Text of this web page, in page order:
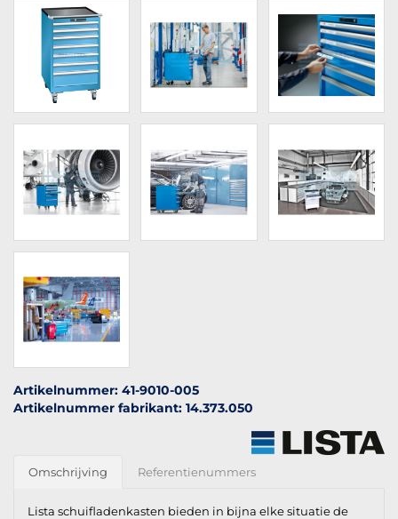
Artikelnummer: 41-9010-005
Artikelnummer fabrikant: 14.373.050
Omschrijving Referentienummers
Lista schuifladenkasten bieden in bijna elke situatie de